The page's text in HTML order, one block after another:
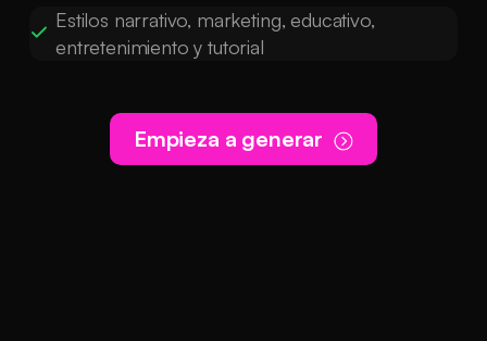
Estilos narrativo, marketing, educativo,
entretenimiento y tutorial
Empieza a generar